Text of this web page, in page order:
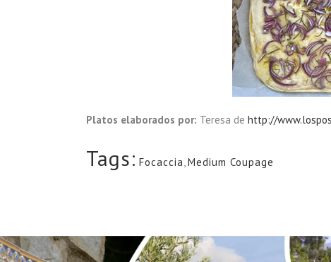
Platos elaborados por: Teresa de http://
Tags: Focaccia,Medium Coupage